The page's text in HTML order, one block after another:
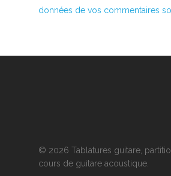
données de vos commentaires
© 2026 Tablatures guitare,
cours de guitare acoustique.